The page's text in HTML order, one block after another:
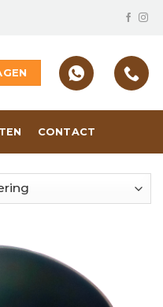
CONTACT